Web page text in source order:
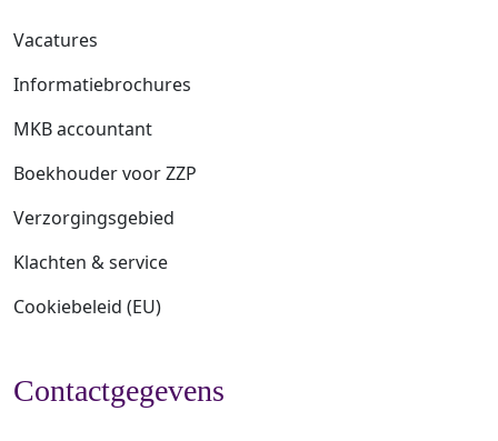
Vacatures
Informatiebrochures
MKB accountant
Boekhouder voor ZZP
Verzorgingsgebied
Klachten & service
Cookiebeleid (EU)
Contactgegevens